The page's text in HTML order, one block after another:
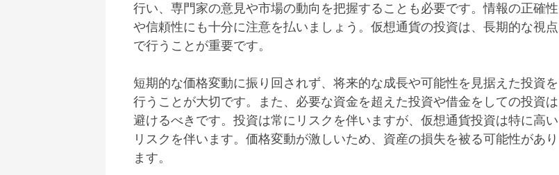
行い、専門家の意見や市場の動向を把握することも必要です。情報の正確性
や信頼性にも十分に注意を払いましょう。仮想通貨の投資は、長期的な視点
で行うことが重要です。
短期的な価格変動に振り回されず、将来的な成長や可能性を見据えた投資を
行うことが大切です。また、必要な資金を超えた投資や借金をしての投資は
避けるべきです。投資は常にリスクを伴いますが、仮想通貨投資は特に高い
リスクを伴います。価格変動が激しいため、資産の損失を被る可能性があり
ます。